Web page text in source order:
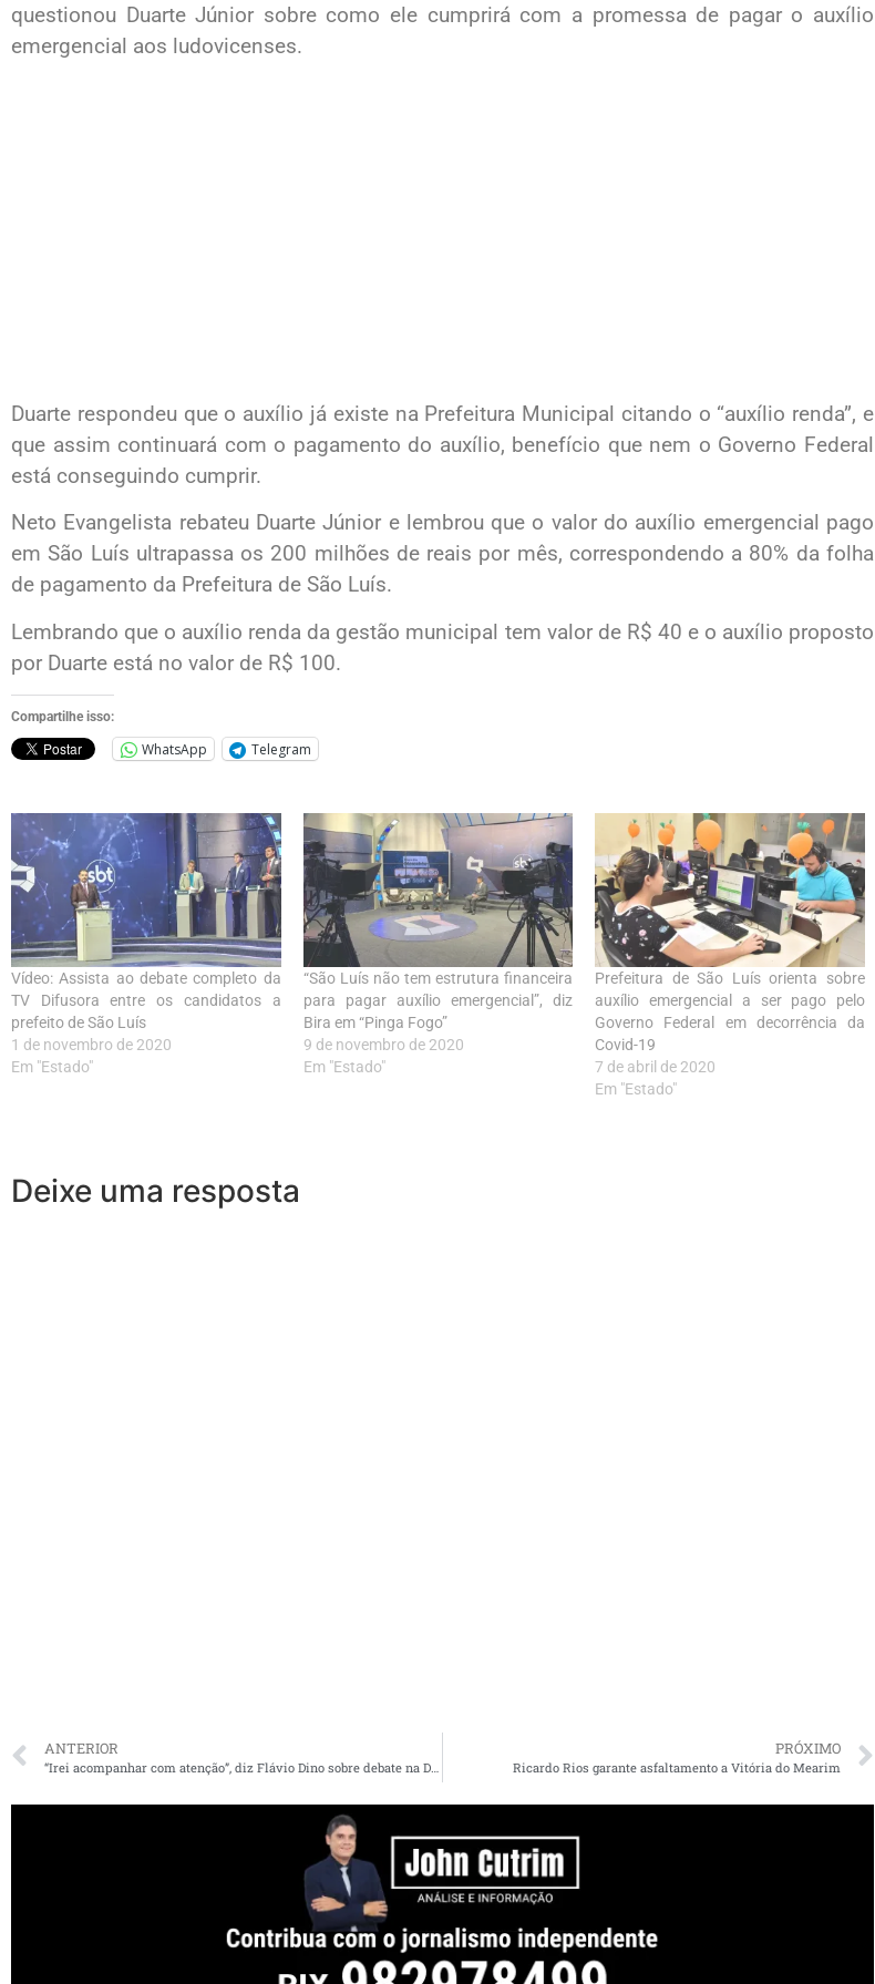
questionou Duarte Júnior sobre como ele cumprirá com a promessa de pagar o auxílio
emergencial aos ludovicenses.
Duarte respondeu que o auxílio já existe na Prefeitura Municipal citando o “auxílio renda”, e
que assim continuará com o pagamento do auxílio, benefício que nem o Governo Federal
está conseguindo cumprir.
Neto Evangelista rebateu Duarte Júnior e lembrou que o valor do auxílio emergencial pago
em São Luís ultrapassa os 200 milhões de reais por mês, correspondendo a 80% da folha
de pagamento da Prefeitura de São Luís.
Lembrando que o auxílio renda da gestão municipal tem valor de R$ 40 e o auxílio proposto
por Duarte está no valor de R$ 100.
Compartilhe isso:
WhatsApp Telegram
Vídeo: Assista ao debate completo da
TV Difusora entre os candidatos a
prefeito de São Luís
1 de novembro de 2020
Em "Estado"
“São Luís não tem estrutura financeira
para pagar auxílio emergencial”, diz
Bira em “Pinga Fogo”
9 de novembro de 2020
Em "Estado"
Prefeitura de São Luís orienta sobre
auxílio emergencial a ser pago pelo
Governo Federal em decorrência da
Covid-19
7 de abril de 2020
Em "Estado"
Deixe uma resposta
ANTERIOR
“Irei acompanhar com atenção”, diz Flávio Dino sobre debate na Difusora com candidatos a prefeito de São Luís
PRÓXIMO
Ricardo Rios garante asfaltamento a Vitória do Mearim